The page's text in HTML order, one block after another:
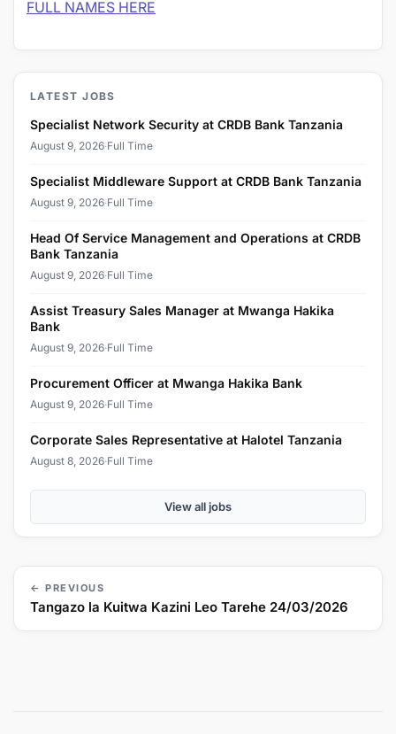
FULL NAMES HERE
LATEST JOBS
Specialist Network Security at CRDB Bank Tanzania
August 9, 2026·Full Time
Specialist Middleware Support at CRDB Bank Tanzania
August 9, 2026·Full Time
Head Of Service Management and Operations at CRDB
Bank Tanzania
August 9, 2026·Full Time
Assist Treasury Sales Manager at Mwanga Hakika
Bank
August 9, 2026·Full Time
Procurement Officer at Mwanga Hakika Bank
August 9, 2026·Full Time
Corporate Sales Representative at Halotel Tanzania
August 8, 2026·Full Time
View all jobs
← PREVIOUS
Tangazo la Kuitwa Kazini Leo Tarehe 24/03/2026